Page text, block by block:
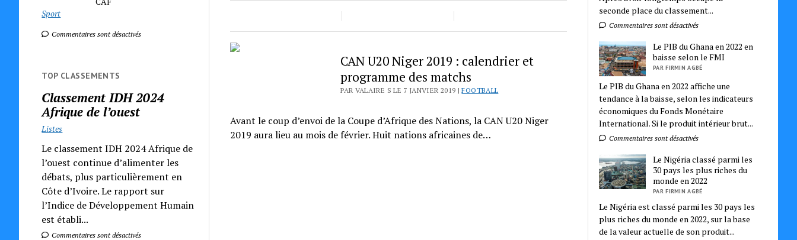
Sport
Commentaires sont désactivés
TOP CLASSEMENTS
Classement IDH 2024
Afrique de l’ouest
Listes
Le classement IDH 2024 Afrique de
l’ouest continue d’alimenter les
débats, plus particulièrement en
Côte d’Ivoire. Le rapport sur
l’Indice de Développement Humain
est établi...
Commentaires sont désactivés
CAN U20 Niger 2019 : calendrier et
programme des matchs
PAR VALAIRE S LE 7 JANVIER 2019 |FOOTBALL
Avant le coup d’envoi de la Coupe d’Afrique des Nations, la CAN U20 Niger
2019 aura lieu au mois de février. Huit nations africaines de…
seconde place du classement...
Commentaires sont désactivés
Le PIB du Ghana en 2022 en
baisse selon le FMI
PAR FIRMIN AGBÉ
Le PIB du Ghana en 2022 affiche une
tendance à la baisse, selon les indicateurs
économiques du Fonds Monétaire
International. Si le produit intérieur brut...
Commentaires sont désactivés
Le Nigéria classé parmi les
30 pays les plus riches du
monde en 2022
PAR FIRMIN AGBÉ
Le Nigéria est classé parmi les 30 pays les
plus riches du monde en 2022, sur la base
de la valeur actuelle de son produit...